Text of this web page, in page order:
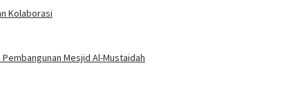
Kolaborasi
Mesjid Al-Mustaidah